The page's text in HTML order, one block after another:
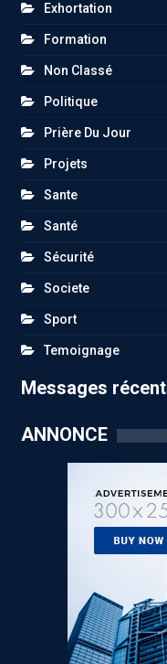
Exhortation
Formation
Non Classé
Politique
Prière Du Jour
Projets
Sante
Santé
Sécurité
Societe
Sport
Temoignage
Messages
ANNONCE